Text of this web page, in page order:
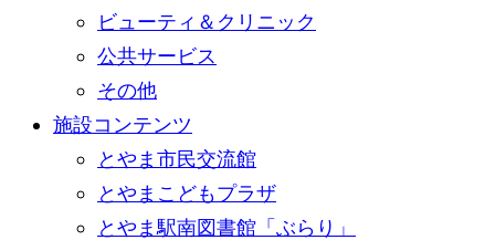
ビューティ＆クリニック
公共サービス
その他
施設コンテンツ
とやま市民交流館
とやまこどもプラザ
とやま駅南図書館「ぶらり」